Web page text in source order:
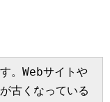
。Webサイトや
古くなっている